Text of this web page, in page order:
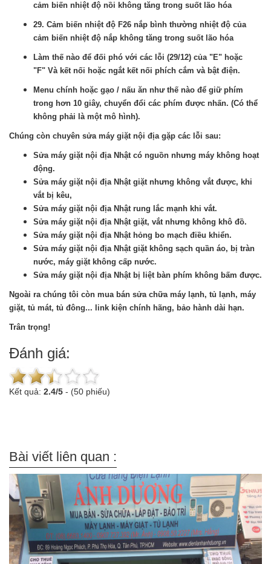
cảm biến nhiệt độ nồi không tăng trong suốt lão hóa
29. Cảm biến nhiệt độ F26 nắp bình thường nhiệt độ của
cảm biến nhiệt độ nắp không tăng trong suốt lão hóa
Làm thế nào để đối phó với các lỗi (29/12) của "E" hoặc
"F" Và kết nối hoặc ngắt kết nối phích cắm và bật điện.
Menu chính hoặc gạo / nấu ăn như thế nào để giữ phím
trong hơn 10 giây, chuyển đổi các phím được nhấn. (Có thể
không phải là một mô hình).
Chúng còn chuyên sửa máy giặt nội địa gặp các lỗi sau:
Sửa máy giặt nội địa Nhật có nguồn nhưng máy không hoạt
động.
Sửa máy giặt nội địa Nhật giặt nhưng không vắt được, khi
vắt bị kêu,
Sửa máy giặt nội địa Nhật rung lắc mạnh khi vắt.
Sửa máy giặt nội địa Nhật giặt, vắt nhưng không khô đồ.
Sửa máy giặt nội địa Nhật hỏng bo mạch điều khiển.
Sửa máy giặt nội địa Nhật giặt không sạch quần áo, bị tràn
nước, máy giặt không cấp nước.
Sửa máy giặt nội địa Nhật bị liệt bàn phím không bấm được.
Ngoài ra chúng tôi còn mua bán sửa chữa máy lạnh, tủ lạnh, máy
giặt, tủ mát, tủ đông... link kiện chính hãng, bảo hành dài hạn.
Trân trọng!
Đánh giá:
Kết quả: 2.4/5 - (50 phiếu)
Bài viết liên quan :